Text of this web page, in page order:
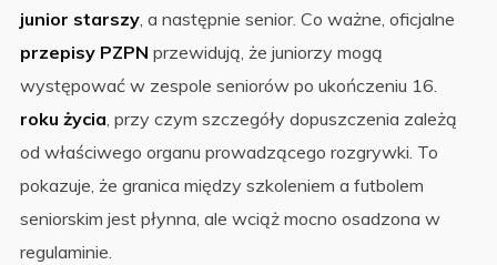
junior starszy, a następnie senior. Co ważne, oficjalne
przepisy PZPN przewidują, że juniorzy mogą
występować w zespole seniorów po ukończeniu 16.
roku życia, przy czym szczegóły dopuszczenia zależą
od właściwego organu prowadzącego rozgrywki. To
pokazuje, że granica między szkoleniem a futbolem
seniorskim jest płynna, ale wciąż mocno osadzona w
regulaminie.